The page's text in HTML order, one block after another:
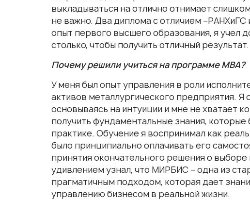
выкладываться на отлично отнимает
не важно. Два диплома с отличием
опыт первого высшего образования, я учел
столько, чтобы получить отличный результат.
Почему решили учиться на программе МВА?
У меня был опыт управления в роли
активов металлургического предприятия. Я
основываясь на интуиции и мне не хватает
получить фундаментальные знания,
практике. Обучение я воспринимал как
было принципиально оплачивать его
принятия окончательного решения о выборе
удивлением узнал, что МИРБИС – одна из
прагматичным подходом, которая дает
управлению бизнесом в реальной жизни.